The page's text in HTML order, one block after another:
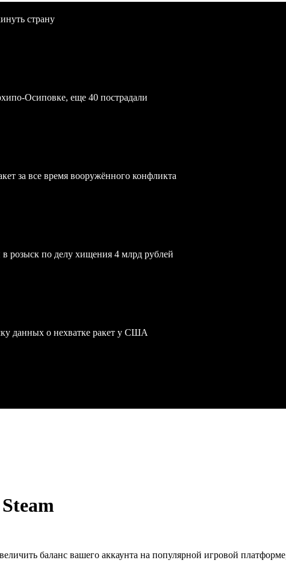
страну
Осиповке, еще 40 пострадали
за все время вооружённого конфликта
розыск по делу хищения 4 млрд рублей
данных о нехватке ракет у США
баланс вашего аккаунта на популярной игровой